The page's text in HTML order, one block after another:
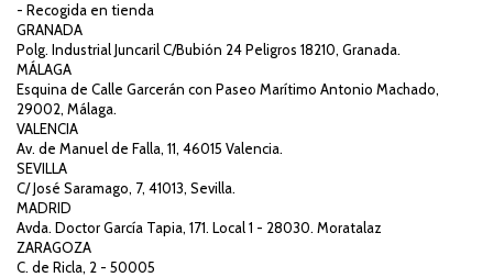
- Recogida en tienda
GRANADA
Polg. Industrial Juncaril C/Bubión 24 Peligros 18210, Granada.
MÁLAGA
Esquina de Calle Garcerán con Paseo Marítimo Antonio Machado,
29002, Málaga.
VALENCIA
Av. de Manuel de Falla, 11, 46015 Valencia.
SEVILLA
C/ José Saramago, 7, 41013, Sevilla.
MADRID
Avda. Doctor García Tapia, 171. Local 1 - 28030. Moratalaz
ZARAGOZA
C. de Ricla, 2 - 50005